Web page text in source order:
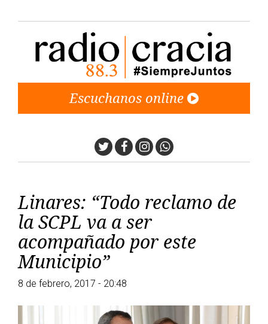
Escuchanos online
TwitterFacebook
Instagram
Whatsapp
Linares: “Todo reclamo de
la SCPL va a ser
acompañado por este
Municipio”
8 de febrero, 2017 - 20:48